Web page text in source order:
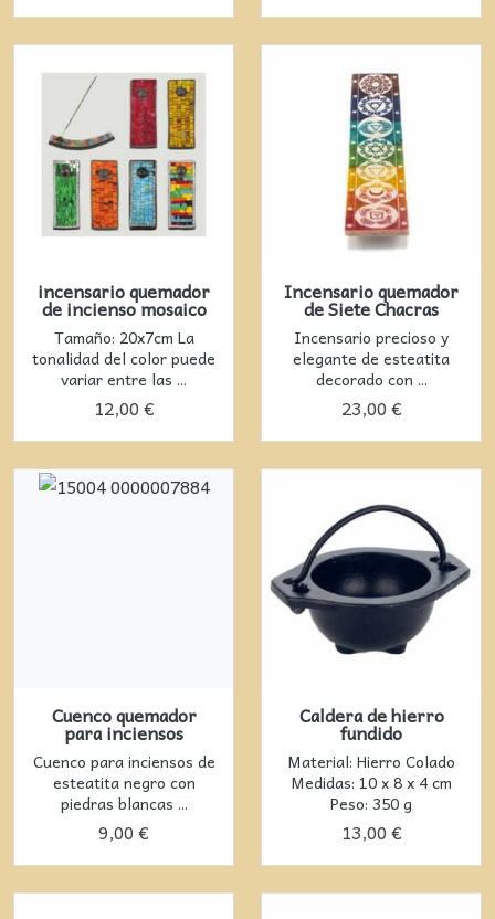
incensario quemador
de incienso mosaico
Tamaño: 20x7cm La
tonalidad del color puede
variar entre las ...
12,00 €
Incensario quemador
de Siete Chacras
Incensario precioso y
elegante de esteatita
decorado con ...
23,00 €
Cuenco quemador
para inciensos
Cuenco para inciensos de
esteatita negro con
piedras blancas ...
9,00 €
Caldera de hierro
fundido
Material: Hierro Colado
Medidas: 10 x 8 x 4 cm
Peso: 350 g
13,00 €